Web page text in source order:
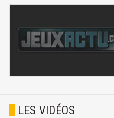
LES VIDÉOS